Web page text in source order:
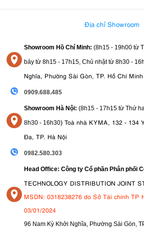
Địa chỉ Showroom
Showroom Hồ Chí Minh: (8h15 - 19h00 từ
bảy từ 8h15 - 17h15, Chủ nhật từ 8h30 -
Nghĩa, Phường Sài Gòn, TP. Hồ Chí Minh
0909.688.485
Showroom Hà Nội: (8h15 - 17h15 từ Thứ
8h30 - 16h30) Toà nhà KYMA, 132 - 134
Đa, TP. Hà Nội
0982.580.303
Head Office: Công ty Cổ phần Phân phối
TECHNOLOGY DISTRIBUTION JOINT
MSDN: 0318238276 do Sở Tài chính TP
03/01/2024
96 Nam Kỳ Khởi Nghĩa, Phường Sài Gòn,